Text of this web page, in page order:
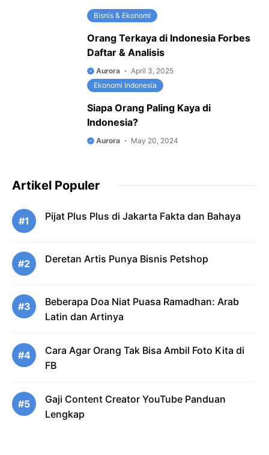
Bisnis & Ekonomi
Orang Terkaya di Indonesia Forbes
Daftar & Analisis
Aurora
April 3, 2025
Ekonomi Indonesia
Siapa Orang Paling Kaya di
Indonesia?
Aurora May 20, 2024
Artikel Populer
#1 Pijat Plus Plus di Jakarta Fakta dan Bahaya
#2 Deretan Artis Punya Bisnis Petshop
#3
Beberapa Doa Niat Puasa Ramadhan: Arab
Latin dan Artinya
#4
Cara Agar Orang Tak Bisa Ambil Foto Kita di
FB
#5
Gaji Content Creator YouTube Panduan
Lengkap